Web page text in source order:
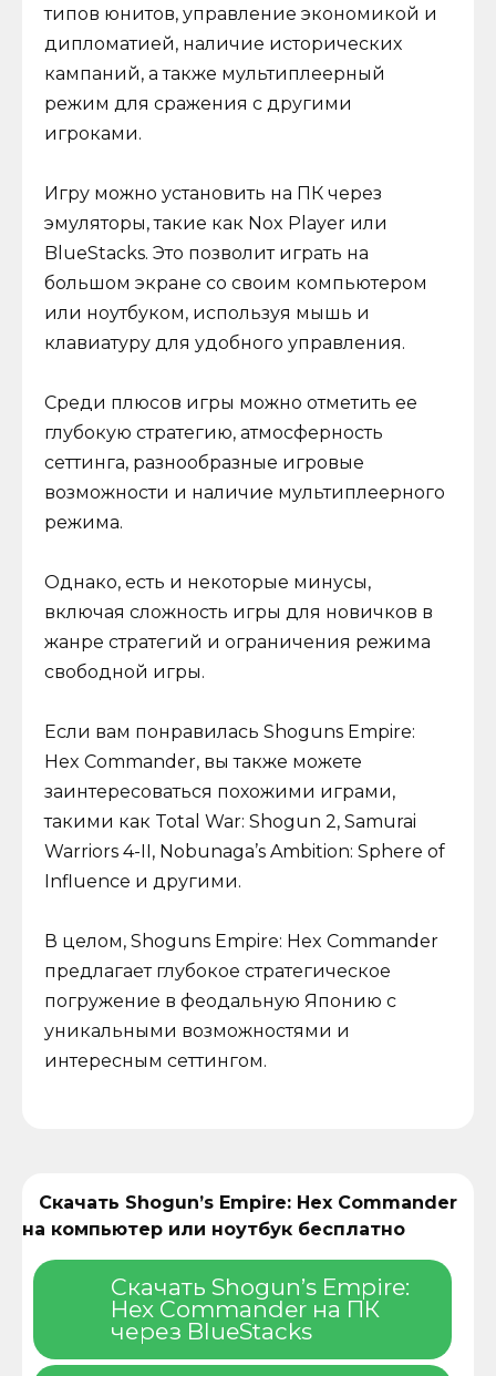
типов юнитов, управление экономикой и
дипломатией, наличие исторических
кампаний, а также мультиплеерный
режим для сражения с другими
игроками.
Игру можно установить на ПК через
эмуляторы, такие как Nox Player или
BlueStacks. Это позволит играть на
большом экране со своим компьютером
или ноутбуком, используя мышь и
клавиатуру для удобного управления.
Среди плюсов игры можно отметить ее
глубокую стратегию, атмосферность
сеттинга, разнообразные игровые
возможности и наличие мультиплеерного
режима.
Однако, есть и некоторые минусы,
включая сложность игры для новичков в
жанре стратегий и ограничения режима
свободной игры.
Если вам понравилась Shoguns Empire:
Hex Commander, вы также можете
заинтересоваться похожими играми,
такими как Total War: Shogun 2, Samurai
Warriors 4-II, Nobunaga’s Ambition: Sphere of
Influence и другими.
В целом, Shoguns Empire: Hex Commander
предлагает глубокое стратегическое
погружение в феодальную Японию с
уникальными возможностями и
интересным сеттингом.
Скачать Shogun’s Empire: Hex Commander
на компьютер или ноутбук бесплатно
Скачать Shogun’s Empire:
Hex Commander на ПК
через BlueStacks